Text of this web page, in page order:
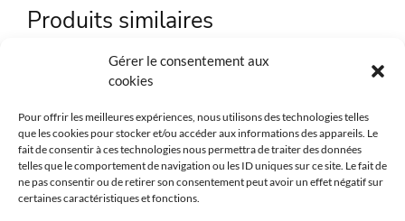
Gérer le consentement aux
cookies
Pour offrir les meilleures expériences, nous utilisons des technologies telles
que les cookies pour stocker et/ou accéder aux informations des appareils. Le
fait de consentir à ces technologies nous permettra de traiter des données
telles que le comportement de navigation ou les ID uniques sur ce site. Le fait de
ne pas consentir ou de retirer son consentement peut avoir un effet négatif sur
certaines caractéristiques et fonctions.
Couleur Au choix
Intimité Ajouré
Environnement
Produits similaires